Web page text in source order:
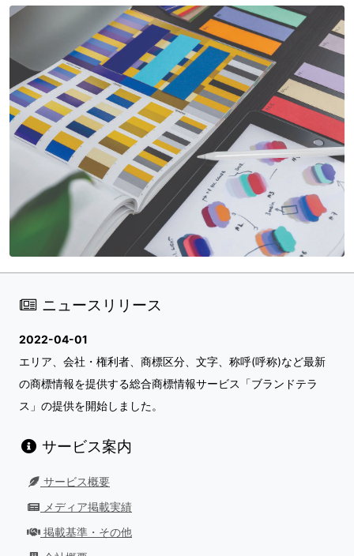
ニュースリリース
2022-04-01
エリア、会社・権利者、商標区分、文字、称呼(呼称)など最新
の商標情報を提供する総合商標情報サービス「ブランドテラ
ス」の提供を開始しました。
サービス案内
サービス概要
メディア掲載実績
掲載基準・その他